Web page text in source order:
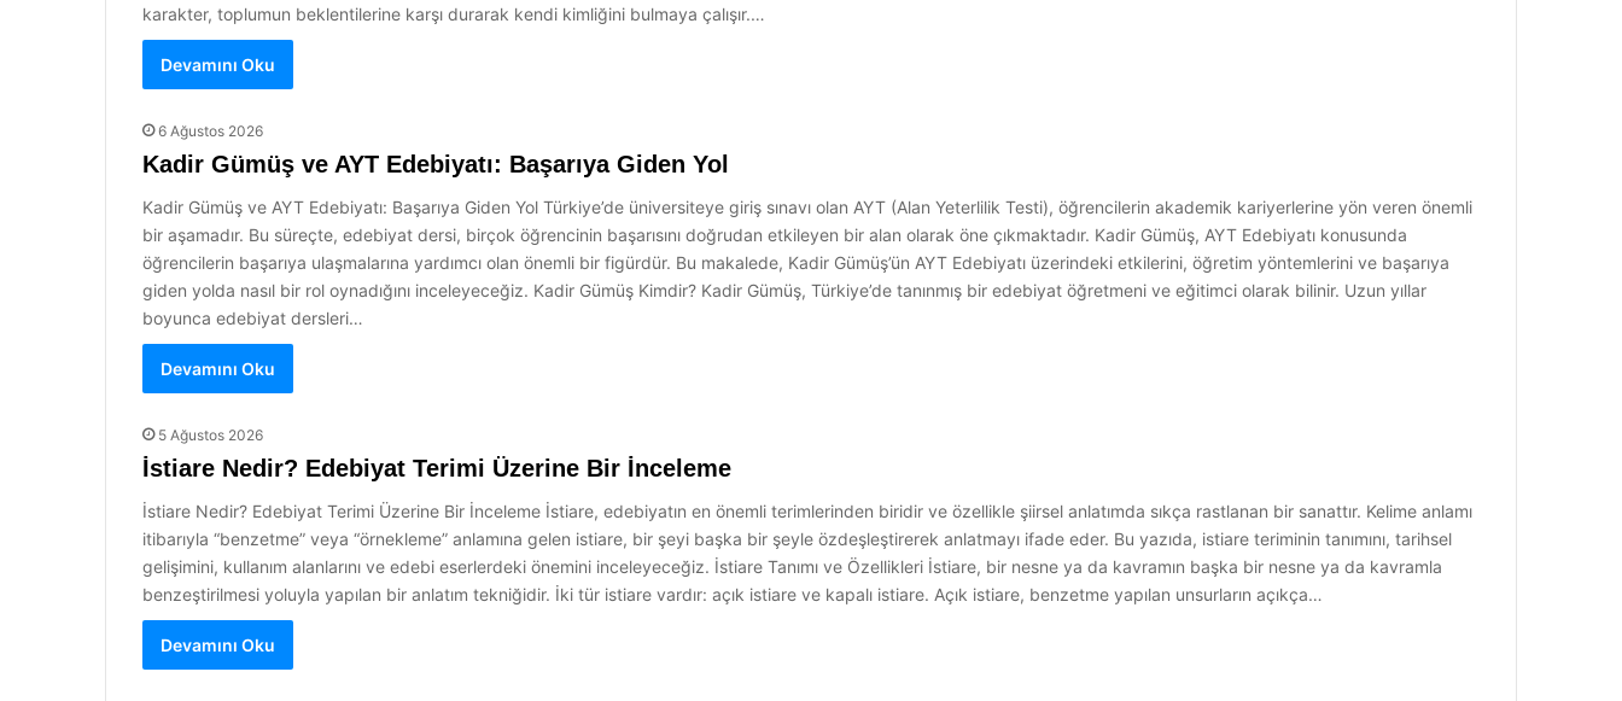
karakter, toplumun beklentilerine karşı durarak kendi kimliğini bulmaya çalışır.…
Devamını Oku
6 Ağustos 2026
Kadir Gümüş ve AYT Edebiyatı: Başarıya Giden Yol
Kadir Gümüş ve AYT Edebiyatı: Başarıya Giden Yol Türkiye’de üniversiteye giriş sınavı olan AYT (Alan Yeterlilik Testi), öğrencilerin akademik kariyerlerine yön veren önemli
bir aşamadır. Bu süreçte, edebiyat dersi, birçok öğrencinin başarısını doğrudan etkileyen bir alan olarak öne çıkmaktadır. Kadir Gümüş, AYT Edebiyatı konusunda
öğrencilerin başarıya ulaşmalarına yardımcı olan önemli bir figürdür. Bu makalede, Kadir Gümüş’ün AYT Edebiyatı üzerindeki etkilerini, öğretim yöntemlerini ve başarıya
giden yolda nasıl bir rol oynadığını inceleyeceğiz. Kadir Gümüş Kimdir? Kadir Gümüş, Türkiye’de tanınmış bir edebiyat öğretmeni ve eğitimci olarak bilinir. Uzun yıllar
boyunca edebiyat dersleri…
Devamını Oku
5 Ağustos 2026
İstiare Nedir? Edebiyat Terimi Üzerine Bir İnceleme
İstiare Nedir? Edebiyat Terimi Üzerine Bir İnceleme İstiare, edebiyatın en önemli terimlerinden biridir ve özellikle şiirsel anlatımda sıkça rastlanan bir sanattır. Kelime anlamı
itibarıyla “benzetme” veya “örnekleme” anlamına gelen istiare, bir şeyi başka bir şeyle özdeşleştirerek anlatmayı ifade eder. Bu yazıda, istiare teriminin tanımını, tarihsel
gelişimini, kullanım alanlarını ve edebi eserlerdeki önemini inceleyeceğiz. İstiare Tanımı ve Özellikleri İstiare, bir nesne ya da kavramın başka bir nesne ya da kavramla
benzeştirilmesi yoluyla yapılan bir anlatım tekniğidir. İki tür istiare vardır: açık istiare ve kapalı istiare. Açık istiare, benzetme yapılan unsurların açıkça…
Devamını Oku